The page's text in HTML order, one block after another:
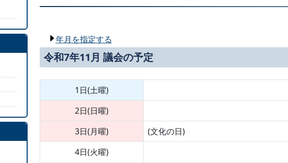
年月を指定する
令和7年11月 議会の予定
1日(土曜)
2日(日曜)
3日(月曜)
(文化の日)
4日(火曜)